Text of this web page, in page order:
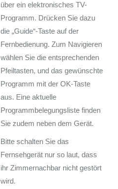
über ein elektronisches TV-
Programm. Drücken Sie dazu
die „Guide“-Taste auf der
Fernbedienung. Zum Navigieren
wählen Sie die entsprechenden
Pfeiltasten, und das gewünschte
Programm mit der OK-Taste
aus. Eine aktuelle
Programmbelegungsliste finden
Sie zudem neben dem Gerät.
Bitte schalten Sie das
Fernsehgerät nur so laut, dass
ihr Zimmernachbar nicht gestört
wird.